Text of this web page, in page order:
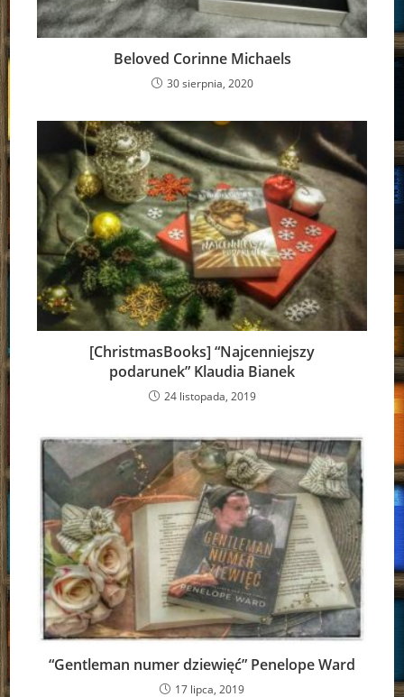
Beloved Corinne Michaels
30 sierpnia, 2020
[ChristmasBooks] “Najcenniejszy
podarunek” Klaudia Bianek
24 listopada, 2019
“Gentleman numer dziewięć” Penelope Ward
17 lipca, 2019